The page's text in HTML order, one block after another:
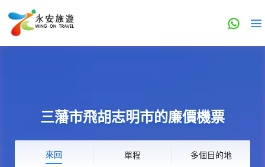
三藩市飛胡志明市的廉價機票
來回 單程 多個目的地